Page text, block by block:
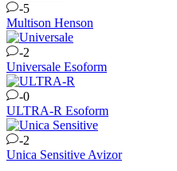
-5
Multison Henson
-2
Universale Esoform
-0
ULTRA-R Esoform
-2
Unica Sensitive Avizor